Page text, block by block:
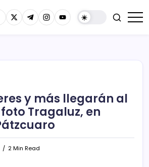
y más llegarán al
Tragaluz, en
2 Min Read